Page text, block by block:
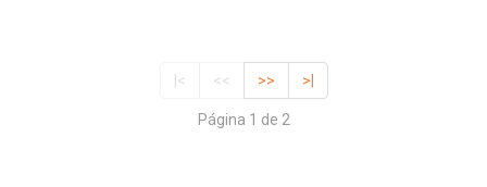
|< << >> >|
Página 1 de 2